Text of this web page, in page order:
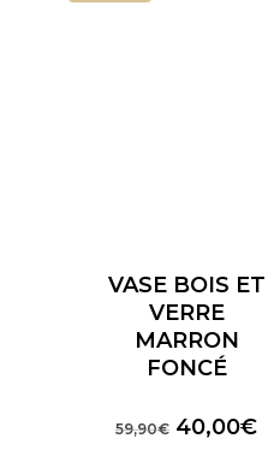
VASE BOIS ET
VERRE
MARRON
FONCÉ
59,90€ Le
40,00€Le